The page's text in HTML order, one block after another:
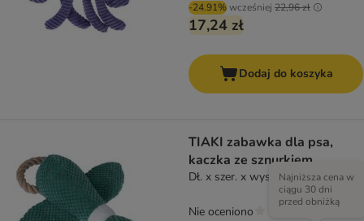
-24.91%wcześniej 22,96 zł
17,24 zł
Dodaj do koszyka
TIAKI zabawka dla psa,
kaczka ze sznurkiem
Dł. x szer. x wys.: 35 x 32,5 x 8 cm
Najniższa cena w
ciągu 30 dni
przed obniżką
Nie oceniono